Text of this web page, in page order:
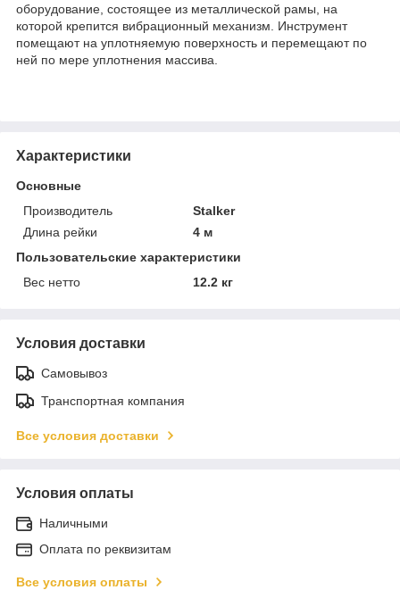
оборудование, состоящее из металлической рамы, на
которой крепится вибрационный механизм. Инструмент
помещают на уплотняемую поверхность и перемещают по
ней по мере уплотнения массива.
Характеристики
Основные
Производитель
Stalker
Длина рейки
4 м
Пользовательские характеристики
Вес нетто
12.2 кг
Условия доставки
Самовывоз
Транспортная компания
Все условия доставки
Условия оплаты
Наличными
Оплата по реквизитам
Все условия оплаты